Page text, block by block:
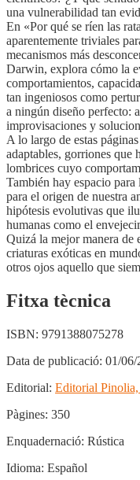
una vulnerabilidad tan
En «Por qué se ríen las
aparentemente triviales
mecanismos más
Darwin, explora cómo la
comportamientos,
tan ingeniosos como
a ningún diseño perfecto:
improvisaciones y
A lo largo de estas
adaptables, gorriones que
lombrices cuyo
También hay espacio
para el origen de nuestra
hipótesis evolutivas que
humanas como el
Quizá la mejor manera de
criaturas exóticas en
otros ojos aquello que
Fitxa tècnica
ISBN: 9791388075278
Data de publicació: 01/06/
Editorial: Editorial Pinolia,
Pàgines: 350
Enquadernació: Rústica
Idioma: Español